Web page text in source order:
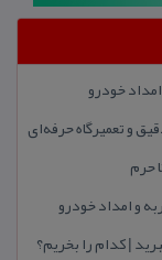
خودرو
و تعمیرگاه حرفه‌ای
| كدام را بخریم؟